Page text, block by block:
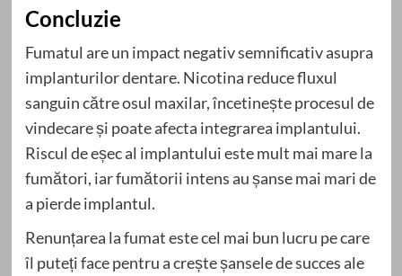
Concluzie
Fumatul are un impact negativ semnificativ asupra
implanturilor dentare. Nicotina reduce fluxul
sanguin către osul maxilar, încetinește procesul de
vindecare și poate afecta integrarea implantului.
Riscul de eșec al implantului este mult mai mare la
fumători, iar fumătorii intens au șanse mai mari de
a pierde implantul.
Renunțarea la fumat este cel mai bun lucru pe care
îl puteți face pentru a crește șansele de succes ale